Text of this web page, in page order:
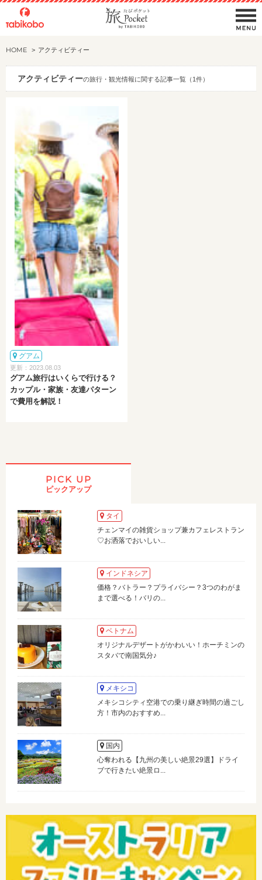
HOME アクティビティー
アクティビティーの旅行・観光情報に関する記事一覧（1件）
グアム
更新：2023.08.03
グアム旅行はいくらで行ける？
カップル・家族・友達パターン
で費用を解説！
PICK UP
ピックアップ
タイ
チェンマイの雑貨ショップ兼カフェレストラン
♡お洒落でおいしい...
インドネシア
価格？バトラー？プライバシー？3つのわがま
まで選べる！バリの...
ベトナム
オリジナルデザートがかわいい！ホーチミンの
スタバで南国気分♪
メキシコ
メキシコシティ空港での乗り継ぎ時間の過ごし
方！市内のおすすめ...
国内
心奪われる【九州の美しい絶景29選】ドライ
ブで行きたい絶景ロ...